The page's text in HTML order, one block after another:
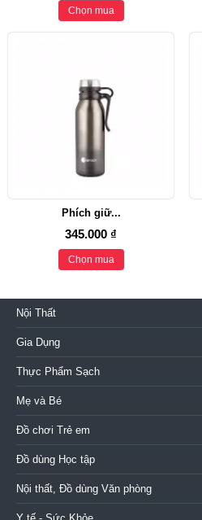
Chọn mua
Phích giữ...
345.000 ₫
Chọn mua
Nội Thất
Gia Dụng
Thực Phẩm Sạch
Mẹ và Bé
Đồ chơi Trẻ em
Đồ dùng Học tập
Nội thất, Đồ dùng Văn phòng